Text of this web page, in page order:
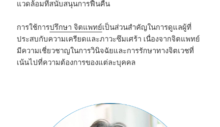
แวดล้อมที่สนับสนุนการฟื้นคืน
การใช้การปรึกษา จิตแพทย์เป็นส่วนสำคัญในการดูแลผู้ที่
ประสบกับความเครียดและภาวะซึมเศร้า เนื่องจากจิตแพทย์
มีความเชี่ยวชาญในการวินิจฉัยและการรักษาทางจิตเวชที่
เน้นไปที่ความต้องการของแต่ละบุคคล